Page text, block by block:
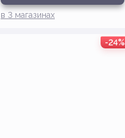
в 3 магазинах
-24%